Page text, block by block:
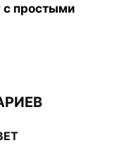
с простыми